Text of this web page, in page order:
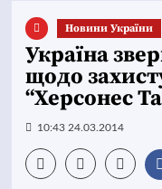
Новини України
Україна
щодо
“Херсонес
10:43 24.03.2014